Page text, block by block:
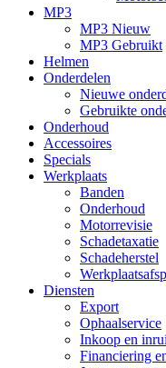
MP3
MP3 Nieuw
MP3 Gebruikt
Helmen
Onderdelen
Nieuwe
Gebruikte
Onderhoud
Accessoires
Specials
Werkplaats
Banden
Onderhoud
Motorrevisie
Schadetaxatie
Schadeherstel
Diensten
Export
Ophaalservice
Inkoop en
Financiering